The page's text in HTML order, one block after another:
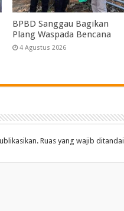
BPBD Sanggau Bagikan
Plang Waspada Bencana
4 Agustus 2026
Ruas yang wajib ditandai